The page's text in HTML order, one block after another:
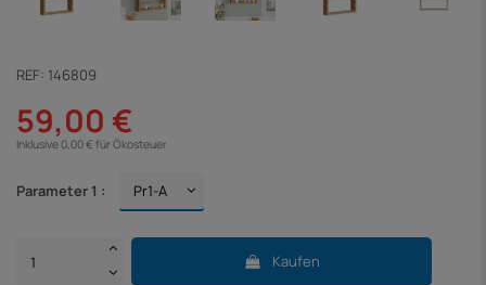
REF: 146809
59,00 €
Inklusive 0,00 € für Ökosteuer
Parameter 1 :
Kaufen